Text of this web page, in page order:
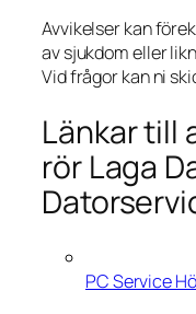
Avvikelser kan
av sjukdom eller
Vid frågor kan ni
Länkar till
rör Laga
PC Service